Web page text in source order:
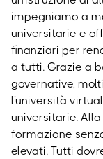
impegniamo a
universitarie e
finanziari per
a tutti. Grazie a
governative,
l'università
universitarie.
formazione
elevati. Tutti